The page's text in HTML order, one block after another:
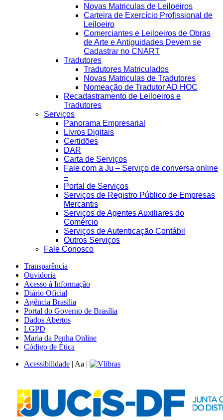
Novas Matriculas de Leiloeiros
Carteira de Exercício Profissional de
Leiloeiro
Comerciantes e Leiloeiros de Obras
de Arte e Antiguidades Devem se
Cadastrar no CNART
Tradutores
Tradutores Matriculados
Novas Matriculas de Tradutores
Nomeação de Tradutor AD HOC
Recadastramento de Leiloeiros e
Tradutores
Serviços
Panorama Empresarial
Livros Digitais
Certidões
DAR
Carta de Serviços
Fale com a Ju – Serviço de conversa online
–
Portal de Serviços
Serviços de Registro Público de Empresas
Mercantis
Serviços de Agentes Auxiliares do
Comércio
Serviços de Autenticação Contábil
Outros Serviços
Fale Conosco
Transparência
Ouvidoria
Acesso à Informação
Diário Oficial
Agência Brasília
Portal do Governo de Brasília
Dados Abertos
LGPD
Maria da Penha Online
Código de Ética
Acessibilidade | Aa |